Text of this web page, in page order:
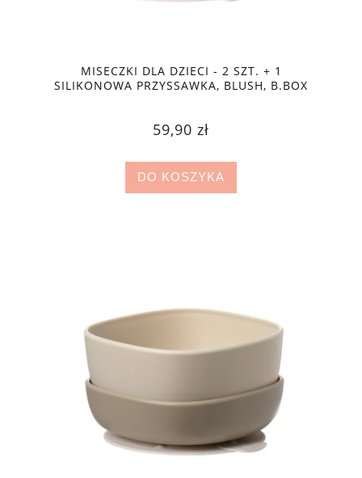
MISECZKI DLA DZIECI - 2 SZT. + 1
SILIKONOWA PRZYSSAWKA, BLUSH, B.BOX
59,90 zł
DO KOSZYKA